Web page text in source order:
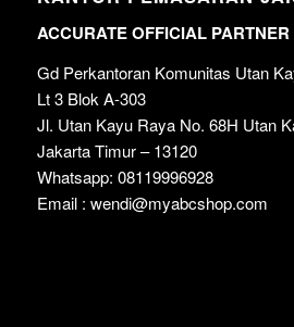
ACCURATE OFFICIAL PARTNER
Gd Perkantoran Komunitas Utan
Lt 3 Blok A-303
Jl. Utan Kayu Raya No. 68H Utan
Jakarta Timur – 13120
Whatsapp: 08119996928
Email : wendi@myabcshop.com